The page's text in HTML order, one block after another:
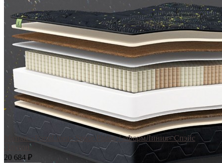
Матрас «FormLinea» Space Pluton / «ФормЛиния» Спэйс
Плутон
20 684 ₽